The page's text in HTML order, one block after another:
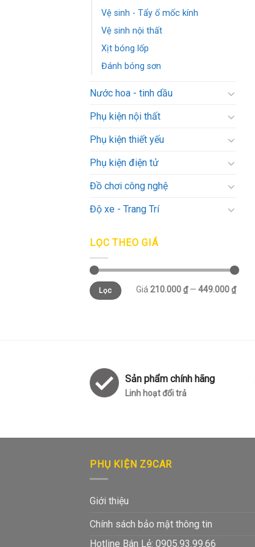
Vệ sinh - Tẩy ố mốc kính
Vệ sinh nội thất
Xịt bóng lốp
Đánh bóng sơn
Nước hoa - tinh dầu
Phụ kiện nội thất
Phụ kiện thiết yếu
Phụ kiện điện tử
Đồ chơi công nghệ
Độ xe - Trang Trí
LỌC THEO GIÁ
Lọc Giá 210.000 ₫— 449.000 ₫
Sản phẩm chính hãng
Linh hoạt đổi trả
PHỤ KIỆN Z9CAR
Giới thiệu
Chính sách bảo mật thông tin
Hotline Bán Lẻ: 0905.93.99.66